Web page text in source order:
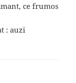
ce frumos
: auzi